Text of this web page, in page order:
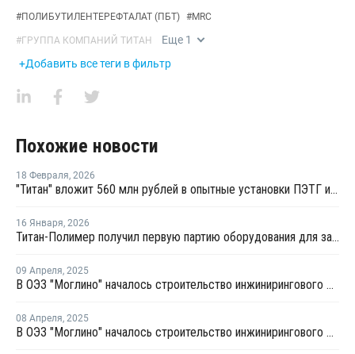
#ПОЛИБУТИЛЕНТЕРЕФТАЛАТ (ПБТ) #MRC
#ГРУППА КОМПАНИЙ ТИТАН Еще 1
+Добавить все теги в фильтр
Похожие новости
18 Февраля, 2026
"Титан" вложит 560 млн рублей в опытные установки ПЭТГ и компаундов ПБТ
16 Января, 2026
Титан-Полимер получил первую партию оборудования для завода ПЭТ и ПБТ
09 Апреля, 2025
В ОЭЗ "Моглино" началось строительство инжинирингового центра ГК "Титан"
08 Апреля, 2025
В ОЭЗ "Моглино" началось строительство инжинирингового центра ГК "Титан"